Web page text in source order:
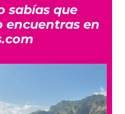
sabías que
encuentras en